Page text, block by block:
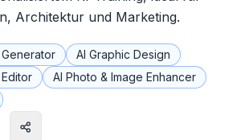
Architektur und Marketing.
AI Graphic Design
AI Photo & Image Enhancer